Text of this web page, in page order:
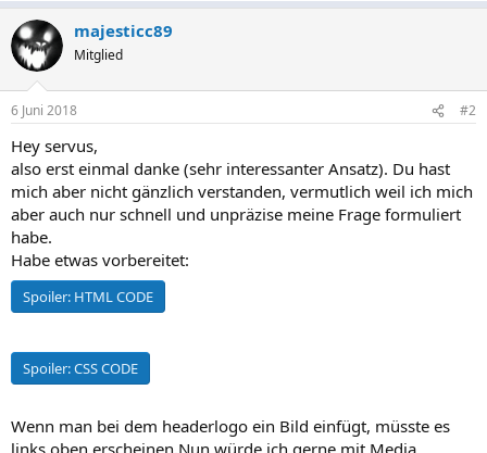
majesticc89
Mitglied
6 Juni 2018 #2
Hey servus,
also erst einmal danke (sehr interessanter Ansatz). Du hast
mich aber nicht gänzlich verstanden, vermutlich weil ich mich
aber auch nur schnell und unpräzise meine Frage formuliert
habe.
Habe etwas vorbereitet:
Spoiler: HTML CODE
Spoiler:CSS CODE
Wenn man bei dem headerlogo ein Bild einfügt, müsste es
links oben erscheinen.Nun würde ich gerne mit Media